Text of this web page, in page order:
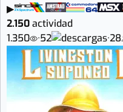
▶
2.150actividad
1.350
·52 ·28